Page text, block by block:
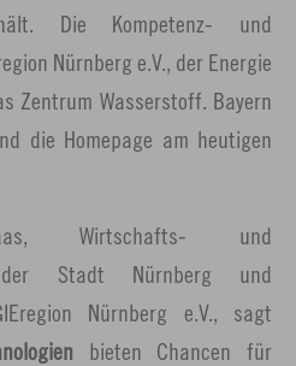
Die Kompetenz- und
Nürnberg e.V., der Energie
Zentrum Wasserstoff. Bayern
die Homepage am heutigen
Wirtschafts- und
der Stadt Nürnberg und
Nürnberg e.V., sagt
bieten Chancen für